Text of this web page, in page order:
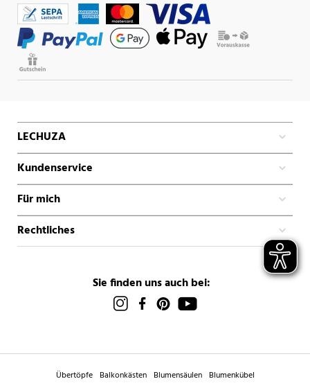
LECHUZA
Kundenservice
Für mich
Rechtliches
Sie finden uns auch bei:
Übertöpfe Balkonkästen Blumensäulen Blumenkübel